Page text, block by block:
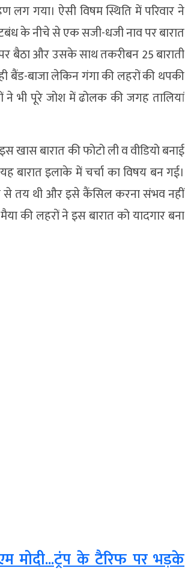
गया। ऐसी विषम स्थिति में परिवार ने
के नीचे से एक सजी-धजी नाव पर बारात
बैठा और उसके साथ तकरीबन 25 बाराती
बैंड-बाजा लेकिन गंगा की लहरों की थपकी
ने भी पूरे जोश में ढोलक की जगह तालियां
खास बारात की फोटो ली व वीडियो बनाई
इलाके में चर्चा का विषय बन गई।
से तय थी और इसे कैंसिल करना संभव नहीं
की लहरों ने इस बारात को यादगार बना
मोदी...ट्रंप के टैरिफ पर भड़के